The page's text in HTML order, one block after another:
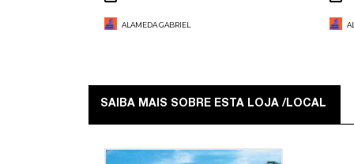
ALAMEDA GABRIEL
SAIBA MAIS SOBRE ESTA LOJA /LOCAL